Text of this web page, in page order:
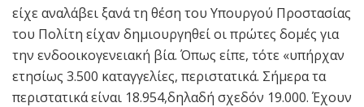
είχε αναλάβει ξανά τη θέση του Υπουργού Προστασίας
του Πολίτη είχαν δημιουργηθεί οι πρώτες δομές για
την ενδοοικογενειακή βία. Όπως είπε, τότε «υπήρχαν
ετησίως 3.500 καταγγελίες, περιστατικά. Σήμερα τα
περιστατικά είναι 18.954,δηλαδή σχεδόν 19.000. Έχουν